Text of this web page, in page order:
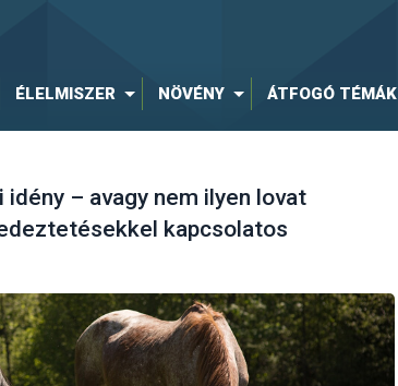
ÉLELMISZER NÖVÉNY ÁTFOGÓ TÉMÁK
– avagy nem ilyen lovat
kapcsolatos